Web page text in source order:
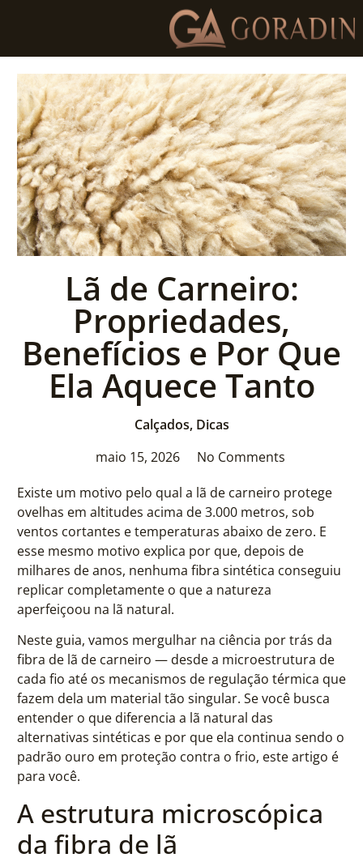
Lã de Carneiro:
Propriedades,
Benefícios e Por Que
Ela Aquece Tanto
Calçados, Dicas
maio 15, 2026
No Comments
Existe um motivo pelo qual a lã de carneiro protege
ovelhas em altitudes acima de 3.000 metros, sob
ventos cortantes e temperaturas abaixo de zero. E
esse mesmo motivo explica por que, depois de
milhares de anos, nenhuma fibra sintética conseguiu
replicar completamente o que a natureza
aperfeiçoou na lã natural.
Neste guia, vamos mergulhar na ciência por trás da
fibra de lã de carneiro — desde a microestrutura de
cada fio até os mecanismos de regulação térmica que
fazem dela um material tão singular. Se você busca
entender o que diferencia a lã natural das
alternativas sintéticas e por que ela continua sendo o
padrão ouro em proteção contra o frio, este artigo é
para você.
A estrutura microscópica
da fibra de lã